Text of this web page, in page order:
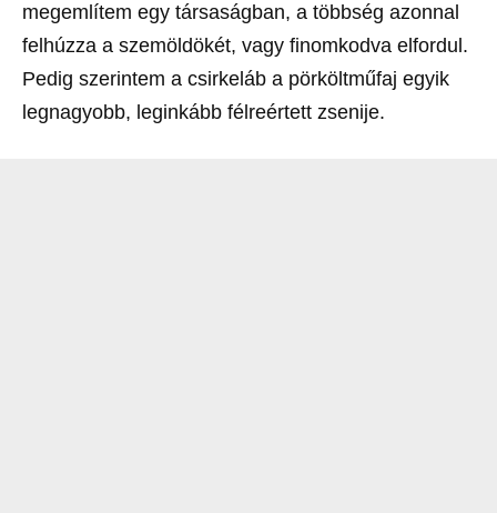
megemlítem egy társaságban, a többség azonnal
felhúzza a szemöldökét, vagy finomkodva elfordul.
Pedig szerintem a csirkeláb a pörköltműfaj egyik
legnagyobb, leginkább félreértett zsenije.